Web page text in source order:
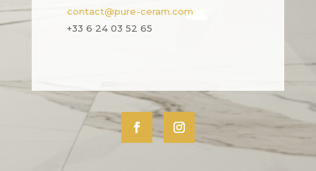
contact@pure-ceram.com
+33 6 24 03 52 65